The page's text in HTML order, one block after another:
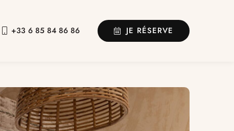
+33 6 85 84 86 86 JE RÉSERVE